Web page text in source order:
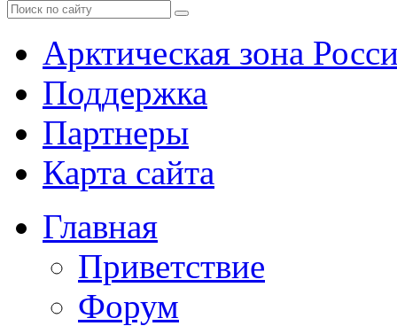
Арктическая зона
Поддержка
Партнеры
Карта сайта
Главная
Приветствие
Форум